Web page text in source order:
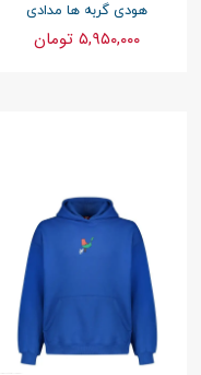
هودی گربه ها مدادی
۵,۹۵۰,۰۰۰ تومان